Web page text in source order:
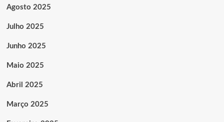
Agosto 2025
Julho 2025
Junho 2025
Maio 2025
Abril 2025
Março 2025